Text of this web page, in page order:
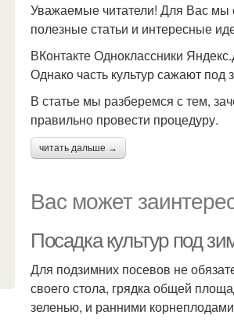
Уважаемые читатели! Для Вас мы
полезные статьи и интересные
ВКонтакте Одноклассники
Однако часть культур сажают
В статье мы разберемся с тем,
правильно провести процедуру.
читать дальше →
Вас может
Посадка культур под
Для подзимних посевов не
своего стола, грядка общей
зеленью, и ранними